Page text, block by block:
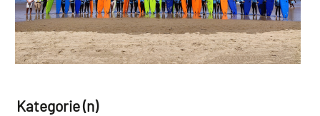
Kategorie (n)